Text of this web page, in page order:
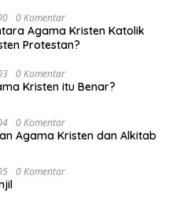
0 Komentar
Agama Kristen Katolik
Protestan?
0 Komentar
Kristen itu Benar?
0 Komentar
Agama Kristen dan Alkitab
0 Komentar